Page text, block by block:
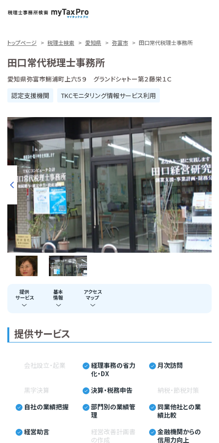
トップページ 税理士検索 愛知県 弥富市 田口常代税理士事務所
田口常代税理士事務所
愛知県弥富市鯏浦町上六５９ グランドシャトー第２藤栄１Ｃ
認定支援機関
TKCモニタリング情報サービス利用
提供
サービス
基本
情報
アクセス
マップ
提供サービス
会社設立・起業
経理事務の省力
化・DX
月次訪問
黒字決算 決算・税務申告
納税・節税対策
自社の業績把握
部門別の業績管
理
同業他社との業
績比較
経営助言
経営改善計画書
の作成
金融機関からの
信用力向上